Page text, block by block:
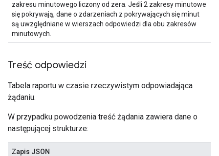
zakresu minutowego liczony od zera. Jeśli 2 zakresy minutowe
się pokrywają, dane o zdarzeniach z pokrywających się minut
są uwzględniane w wierszach odpowiedzi dla obu zakresów
minutowych.
Treść odpowiedzi
Tabela raportu w czasie rzeczywistym odpowiadająca
żądaniu.
W przypadku powodzenia treść żądania zawiera dane o
następującej strukturze:
Zapis JSON